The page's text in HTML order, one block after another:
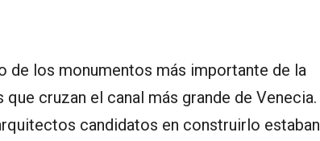
de los monumentos más importante de la
cruzan el canal más grande de Venecia.
candidatos en construirlo estaban